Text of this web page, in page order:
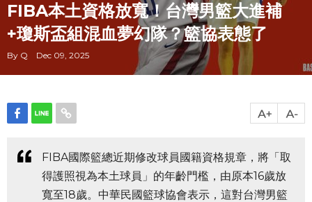
FIBA本土資格放寬！台灣男籃大進補
+瓊斯盃組混血夢幻隊？籃協表態了
By Q Dec 09, 2025
FIBA國際籃總近期修改球員國籍資格規章，將「取
得護照視為本土球員」的年齡門檻，由原本16歲放
寬至18歲。中華民國籃球協會表示，這對台灣男籃